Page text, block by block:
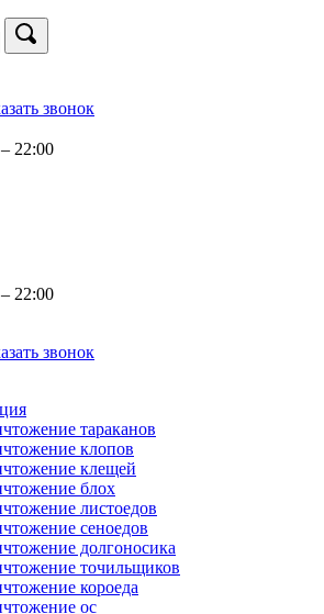
звонок
22:00
22:00
звонок
тараканов
клопов
клещей
блох
листоедов
сеноедов
долгоносика
точильщиков
короеда
ос